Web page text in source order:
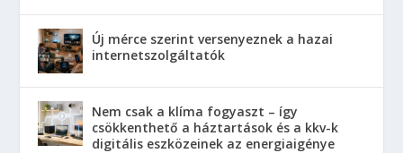
Új mérce szerint versenyeznek a hazai
internetszolgáltatók
Nem csak a klíma fogyaszt – így
csökkenthető a háztartások és a kkv-k
digitális eszközeinek az energiaigénye